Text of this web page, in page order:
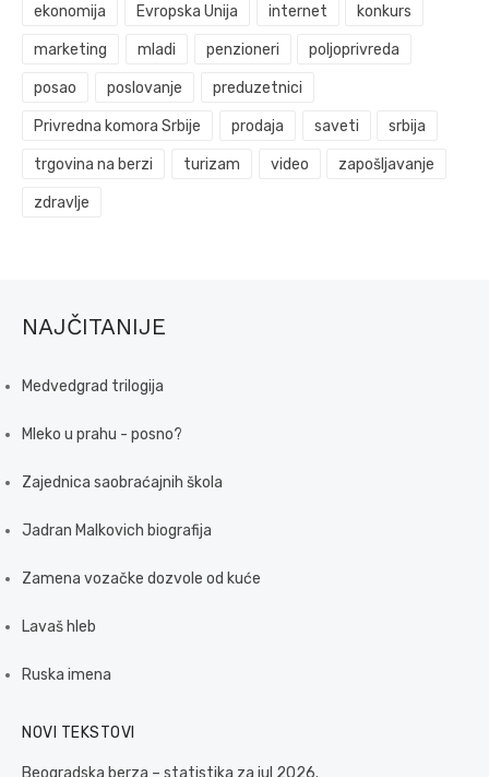
ekonomija Evropska Unija internet konkurs
marketing mladi penzioneri poljoprivreda
posao poslovanje preduzetnici
Privredna komora Srbije prodaja saveti srbija
trgovina na berzi turizam video zapošljavanje
zdravlje
NAJČITANIJE
Medvedgrad trilogija
Mleko u prahu - posno?
Zajednica saobraćajnih škola
Jadran Malkovich biografija
Zamena vozačke dozvole od kuće
Lavaš hleb
Ruska imena
NOVI TEKSTOVI